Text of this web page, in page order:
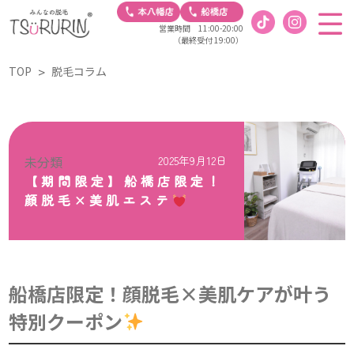
営業時間 11:00-20:00
（最終受付 19:00）
TOP 脱毛コラム
未分類 2025年9月12日
【期間限定】船橋店限定！
顔脱毛×美肌エステ
船橋店限定！顔脱毛×美肌ケアが叶う
特別クーポン